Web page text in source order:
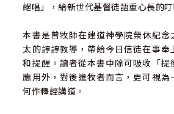
絕唱」，給新世代基督徒語重心長的叮
本書是曾牧師在建道神學院榮休紀念
太的諄諄教導，帶給今日信徒在事奉
和提醒。讀者從本書中除可吸收「提
應用外，對後進牧者而言，更可視為
何作釋經講道。